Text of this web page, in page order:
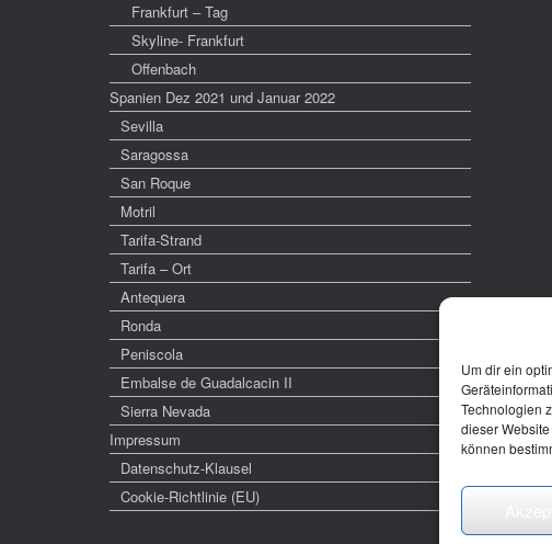
Um dir ein
Technologien
dieser
können
Frankfurt – Tag
Skyline- Frankfurt
Offenbach
Spanien Dez 2021 und Januar 2022
Sevilla
Saragossa
San Roque
Motril
Tarifa-Strand
Tarifa – Ort
Antequera
Ronda
Peniscola
Embalse de Guadalcacin II
Sierra Nevada
Impressum
Datenschutz-Klausel
Cookie-Richtlinie (EU)